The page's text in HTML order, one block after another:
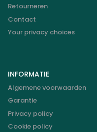
Retourneren
Contact
Your privacy choices
INFORMATIE
Algemene voorwaarden
Garantie
Privacy policy
Cookie policy